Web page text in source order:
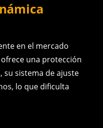
en el mercado
una protección
su sistema de ajuste
lo que dificulta